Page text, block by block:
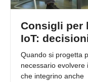
Consigli per
IoT:
Quando si progetta
necessario
che integrino anche